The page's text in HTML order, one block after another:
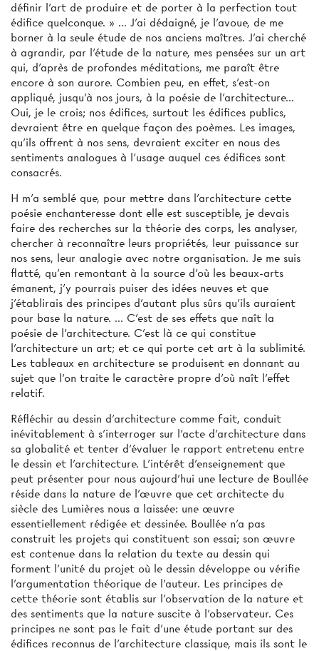
définir l'art de produire et de porter à la perfection tout
édifice quelconque. » ... J'ai dédaigné, je l'avoue, de me
borner à la seule étude de nos anciens maîtres. J'ai cherché
à agrandir, par l'étude de la nature, mes pensées sur un art
qui, d'après de profondes méditations, me paraît être
encore à son aurore. Combien peu, en effet, s'est-on
appliqué, jusqu'à nos jours, à la poésie de l'architecture...
Oui, je le crois; nos édifices, surtout les édifices publics,
devraient être en quelque façon des poèmes. Les images,
qu'ils offrent à nos sens, devraient exciter en nous des
sentiments analogues à l'usage auquel ces édifices sont
consacrés.
H m'a semblé que, pour mettre dans l'architecture cette
poésie enchanteresse dont elle est susceptible, je devais
faire des recherches sur la théorie des corps, les analyser,
chercher à reconnaître leurs propriétés, leur puissance sur
nos sens, leur analogie avec notre organisation. Je me suis
flatté, qu'en remontant à la source d'où les beaux-arts
émanent, j'y pourrais puiser des idées neuves et que
j'établirais des principes d'autant plus sûrs qu'ils auraient
pour base la nature. ... C'est de ses effets que naît la
poésie de l'architecture. C'est là ce qui constitue
l'architecture un art; et ce qui porte cet art à la sublimité.
Les tableaux en architecture se produisent en donnant au
sujet que l'on traite le caractère propre d'où naît l'effet
relatif.
Réfléchir au dessin d'architecture comme fait, conduit
inévitablement à s'interroger sur l'acte d'architecture dans
sa globalité et tenter d'évaluer le rapport entretenu entre
le dessin et l'architecture. L'intérêt d'enseignement que
peut présenter pour nous aujourd'hui une lecture de Boullée
réside dans la nature de l'œuvre que cet architecte du
siècle des Lumières nous a laissée: une œuvre
essentiellement rédigée et dessinée. Boullée n'a pas
construit les projets qui constituent son essai; son œuvre
est contenue dans la relation du texte au dessin qui
forment l'unité du projet où le dessin développe ou vérifie
l'argumentation théorique de l'auteur. Les principes de
cette théorie sont établis sur l'observation de la nature et
des sentiments que la nature suscite à l'observateur. Ces
principes ne sont pas le fait d'une étude portant sur des
édifices reconnus de l'architecture classique, mais ils sont le